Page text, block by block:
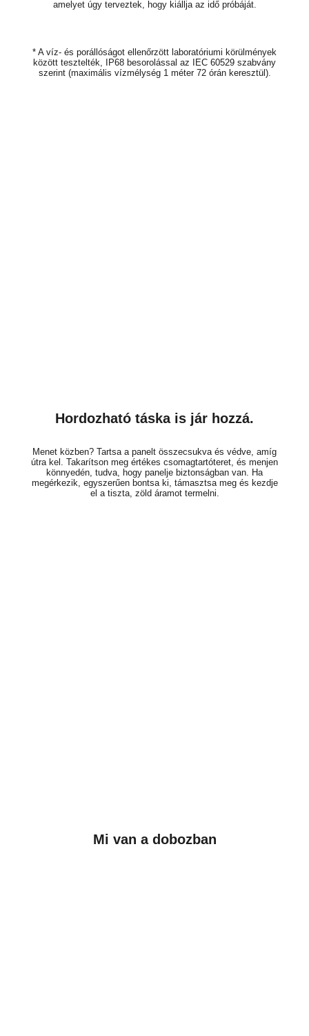
amelyet úgy terveztek, hogy kiállja az idő próbáját.
* A víz- és porállóságot ellenőrzött laboratóriumi körülmények
között tesztelték, IP68 besorolással az IEC 60529 szabvány
szerint (maximális vízmélység 1 méter 72 órán keresztül).
Hordozható táska is jár hozzá.
Menet közben? Tartsa a panelt összecsukva és védve, amíg
útra kel. Takarítson meg értékes csomagtartóteret, és menjen
könnyedén, tudva, hogy panelje biztonságban van. Ha
megérkezik, egyszerűen bontsa ki, támasztsa meg és kezdje
el a tiszta, zöld áramot termelni.
Mi van a dobozban